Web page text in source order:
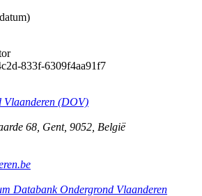
833f-6309f4aa91f7
Vlaanderen (DOV)
68 Gent, 9052 België
Databank Ondergrond Vlaanderen